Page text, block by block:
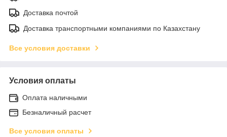
Доставка почтой
Доставка транспортными компаниями по Казахстану
Все условия доставки
Условия оплаты
Оплата наличными
Безналичный расчет
Все условия оплаты